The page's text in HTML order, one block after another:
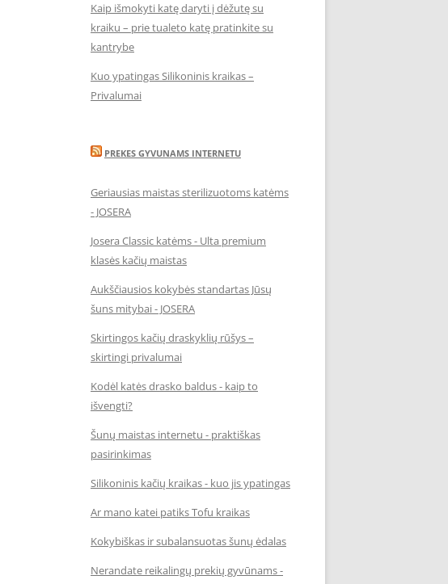
Kaip išmokyti katę daryti į dėžutę su
kraiku – prie tualeto katę pratinkite su
kantrybe
Kuo ypatingas Silikoninis kraikas –
Privalumai
PREKES GYVUNAMS INTERNETU
Geriausias maistas sterilizuotoms katėms
- JOSERA
Josera Classic katėms - Ulta premium
klasės kačių maistas
Aukščiausios kokybės standartas Jūsų
šuns mitybai - JOSERA
Skirtingos kačių draskyklių rūšys –
skirtingi privalumai
Kodėl katės drasko baldus - kaip to
išvengti?
Šunų maistas internetu - praktiškas
pasirinkimas
Silikoninis kačių kraikas - kuo jis ypatingas
Ar mano katei patiks Tofu kraikas
Kokybiškas ir subalansuotas šunų ėdalas
Nerandate reikalingų prekių gyvūnams -